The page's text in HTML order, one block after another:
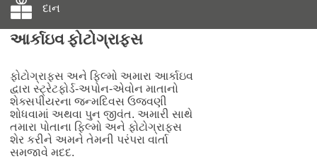
દાન
આર્કાઇવ ફોટોગ્રાફ્સ
ફોટોગ્રાફ્સ અને ફિલ્મો અમારા આર્કાઇવ
દ્વારા સ્ટ્રેટફોર્ડ-અપોન-એવોન માતાનો
શેક્સપીયરના જન્મદિવસ ઉજવણી
શોધવામાં અથવા પુન જીવંત. અમારી સાથે
તમારા પોતાના ફિલ્મો અને ફોટોગ્રાફ્સ
શેર કરીને અમને તેમની પરંપરા વાર્તા
સમજાવે મદદ.